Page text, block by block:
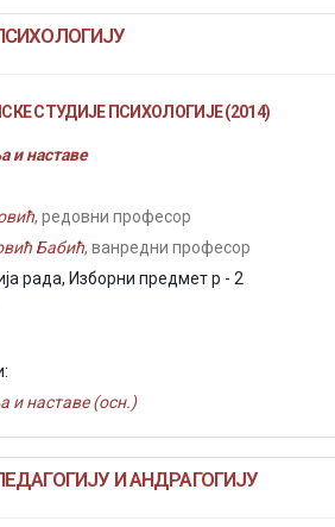
СТУДИЈЕ ПСИХОЛОГИЈЕ (2014)
и наставе
, редовни професор
Бабић, ванредни професор
рада, Изборни предмет р - 2
и наставе (осн.)
И АНДРАГОГИЈУ